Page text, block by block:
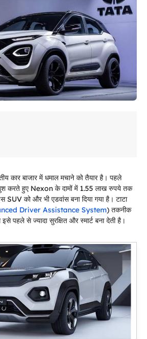
कार बाजार में धमाल मचाने को तैयार है। पहले
करते हुए Nexon के दामों में 1.55 लाख रुपये तक
SUV को और भी एडवांस बना दिया गया है। टाटा
Driver Assistance System) तकनीक
पहले से ज्यादा सुरक्षित और स्मार्ट बना देती है।